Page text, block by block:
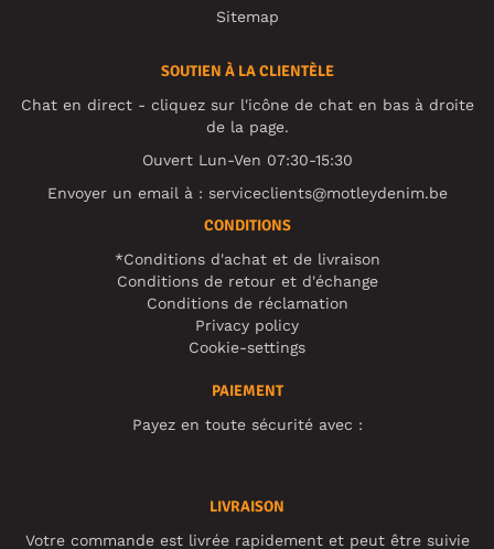
Sitemap
SOUTIEN À LA CLIENTÈLE
Chat en direct - cliquez sur l'icône de chat en bas à droite
de la page.
Ouvert Lun-Ven 07:30-15:30
Envoyer un email à : serviceclients@motleydenim.be
CONDITIONS
*Conditions d'achat et de livraison
Conditions de retour et d'échange
Conditions de réclamation
Privacy policy
Cookie-settings
PAIEMENT
Payez en toute sécurité avec :
LIVRAISON
Votre commande est livrée rapidement et peut être suivie